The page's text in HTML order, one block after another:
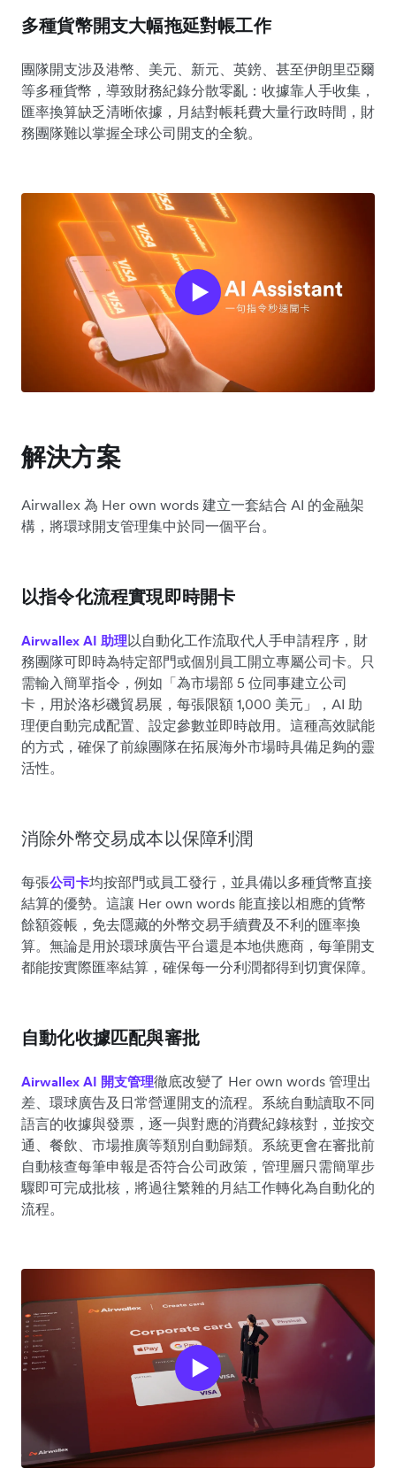
多種貨幣開支大幅拖延對帳工作
團隊開支涉及港幣、美元、新元、英鎊、甚至伊朗里亞爾
等多種貨幣，導致財務紀錄分散零亂：收據靠人手收集，
匯率換算缺乏清晰依據，月結對帳耗費大量行政時間，財
務團隊難以掌握全球公司開支的全貌。
解決方案
Airwallex 為 Her own words 建立一套結合 AI 的金融架
構，將環球開支管理集中於同一個平台。
以指令化流程實現即時開卡
Airwallex AI 助理以自動化工作流取代人手申請程序，財
務團隊可即時為特定部門或個別員工開立專屬公司卡。只
需輸入簡單指令，例如「為市場部 5 位同事建立公司
卡，用於洛杉磯貿易展，每張限額 1,000 美元」，AI 助
理便自動完成配置、設定參數並即時啟用。這種高效賦能
的方式，確保了前線團隊在拓展海外市場時具備足夠的靈
活性。
消除外幣交易成本以保障利潤
每張公司卡均按部門或員工發行，並具備以多種貨幣直接
結算的優勢。這讓 Her own words 能直接以相應的貨幣
餘額簽帳，免去隱藏的外幣交易手續費及不利的匯率換
算。無論是用於環球廣告平台還是本地供應商，每筆開支
都能按實際匯率結算，確保每一分利潤都得到切實保障。
自動化收據匹配與審批
Airwallex AI 開支管理徹底改變了 Her own words 管理出
差、環球廣告及日常營運開支的流程。系統自動讀取不同
語言的收據與發票，逐一與對應的消費紀錄核對，並按交
通、餐飲、市場推廣等類別自動歸類。系統更會在審批前
自動核查每筆申報是否符合公司政策，管理層只需簡單步
驟即可完成批核，將過往繁雜的月結工作轉化為自動化的
流程。